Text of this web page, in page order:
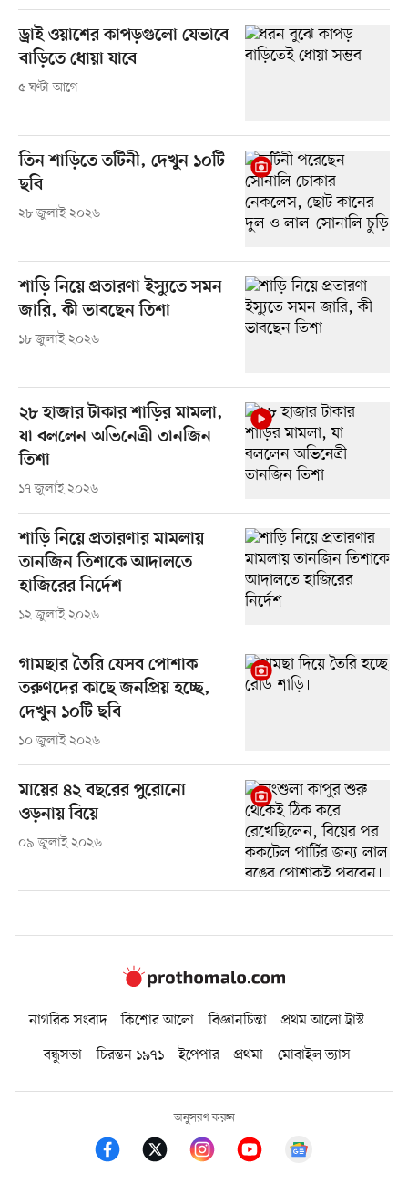
ড্রাই ওয়াশের কাপড়গুলো যেভাবে
বাড়িতে ধোয়া যাবে
৫ ঘণ্টা আগে
তিন শাড়িতে তটিনী, দেখুন ১০টি
ছবি
২৮ জুলাই ২০২৬
শাড়ি নিয়ে প্রতারণা ইস্যুতে সমন
জারি, কী ভাবছেন তিশা
১৮ জুলাই ২০২৬
২৮ হাজার টাকার শাড়ির মামলা,
যা বললেন অভিনেত্রী তানজিন
তিশা
১৭ জুলাই ২০২৬
শাড়ি নিয়ে প্রতারণার মামলায়
তানজিন তিশাকে আদালতে
হাজিরের নির্দেশ
১২ জুলাই ২০২৬
গামছার তৈরি যেসব পোশাক
তরুণদের কাছে জনপ্রিয় হচ্ছে,
দেখুন ১০টি ছবি
১০ জুলাই ২০২৬
মায়ের ৪২ বছরের পুরোনো
ওড়নায় বিয়ে
০৯ জুলাই ২০২৬
নাগরিক সংবাদ কিশোর আলো বিজ্ঞানচিন্তা
প্রথম আলো ট্রাস্ট
বন্ধুসভা
চিরন্তন ১৯৭১ ইপেপার প্রথমা মোবাইল ভ্যাস
অনুসরণ করুন